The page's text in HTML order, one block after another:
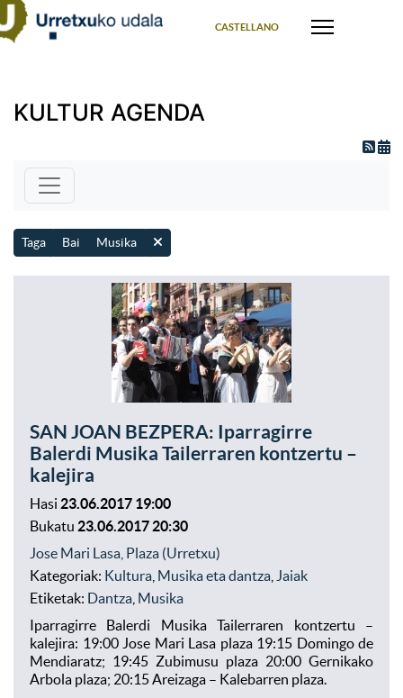
CASTELLANO
KULTUR AGENDA
Taga Bai Musika
SAN JOAN BEZPERA: Iparragirre
Balerdi Musika Tailerraren kontzertu –
kalejira
Hasi 23.06.2017 19:00
Bukatu 23.06.2017 20:30
Jose Mari Lasa, Plaza (Urretxu)
Kategoriak: Kultura Musika eta dantza Jaiak
Etiketak: Dantza Musika
Iparragirre Balerdi Musika Tailerraren kontzertu –
kalejira: 19:00 Jose Mari Lasa plaza 19:15 Domingo de
Mendiaratz; 19:45 Zubimusu plaza 20:00 Gernikako
Arbola plaza; 20:15 Areizaga – Kalebarren plaza.